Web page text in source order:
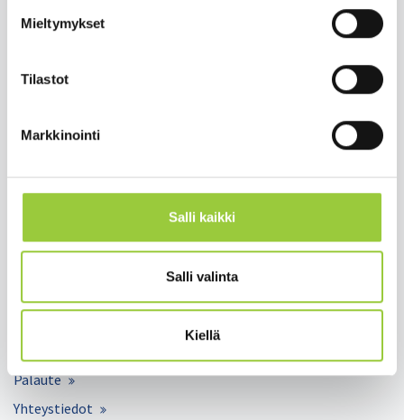
Mieltymykset
Tilastot
Markkinointi
Salli kaikki
Salli valinta
Kiellä
paltamon.kunta(at)paltamo.fi
Työ ja elinkeinot
Hyvinvointi ja terveys
Palaute
Yhteystiedot